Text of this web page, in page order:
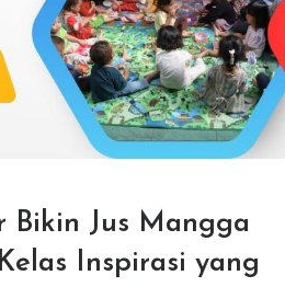
Bikin Jus Mangga
Inspirasi yang